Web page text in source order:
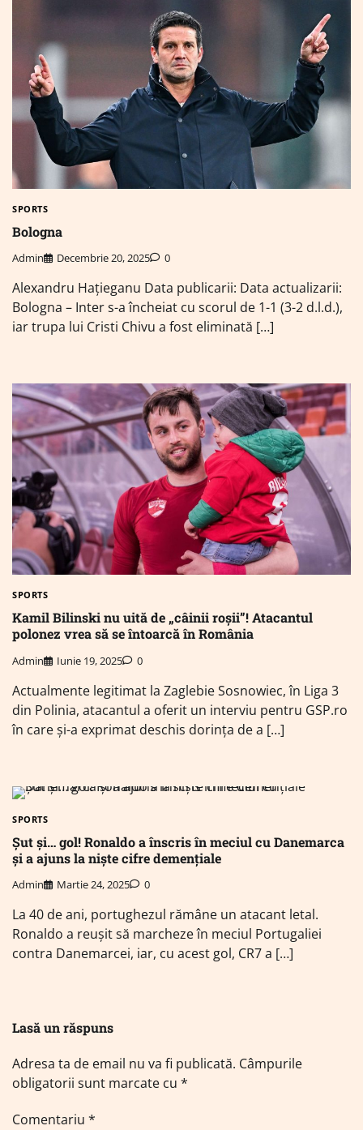
SPORTS
Bologna
Admin Decembrie 20, 2025 0
Alexandru Hațieganu Data publicarii: Data actualizarii:
Bologna – Inter s-a încheiat cu scorul de 1-1 (3-2 d.l.d.),
iar trupa lui Cristi Chivu a fost eliminată […]
SPORTS
Kamil Bilinski nu uită de „câinii roșii”! Atacantul
polonez vrea să se întoarcă în România
Admin Iunie 19, 2025 0
Actualmente legitimat la Zaglebie Sosnowiec, în Liga 3
din Polinia, atacantul a oferit un interviu pentru GSP.ro
în care și-a exprimat deschis dorința de a […]
SPORTS
Șut și… gol! Ronaldo a înscris în meciul cu Danemarca
și a ajuns la niște cifre demențiale
Admin Martie 24, 2025 0
La 40 de ani, portughezul rămâne un atacant letal.
Ronaldo a reușit să marcheze în meciul Portugaliei
contra Danemarcei, iar, cu acest gol, CR7 a […]
Lasă un răspuns
Adresa ta de email nu va fi publicată. Câmpurile
obligatorii sunt marcate cu *
Comentariu *